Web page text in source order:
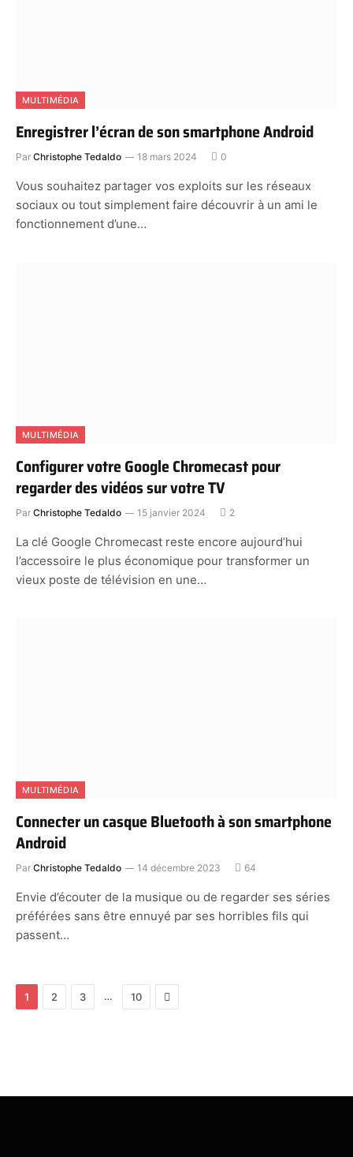
MULTIMÉDIA
Enregistrer l’écran de son smartphone Android
Par Christophe Tedaldo 18 mars 2024 0
Vous souhaitez partager vos exploits sur les réseaux
sociaux ou tout simplement faire découvrir à un ami le
fonctionnement d’une…
MULTIMÉDIA
Configurer votre Google Chromecast pour
regarder des vidéos sur votre TV
Par Christophe Tedaldo 15 janvier 2024 2
La clé Google Chromecast reste encore aujourd’hui
l’accessoire le plus économique pour transformer un
vieux poste de télévision en une…
MULTIMÉDIA
Connecter un casque Bluetooth à son smartphone
Android
Par Christophe Tedaldo 14 décembre 2023 64
Envie d’écouter de la musique ou de regarder ses séries
préférées sans être ennuyé par ses horribles fils qui
passent…
1 2 3 … 10 Next